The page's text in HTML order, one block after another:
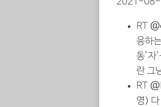
RT
응하
동’자
란 그
RT
영)